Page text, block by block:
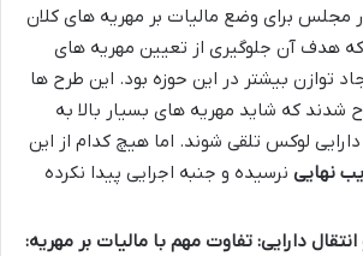
مجلس برای وضع مالیات بر مهریه های کلان
هدف آن جلوگیری از تعیین مهریه های
توازن بیشتر در این حوزه بود. این طرح ها
شدند که شاید مهریه های بسیار بالا به
لوکس تلقی شوند. اما هیچ کدام از این
نهایی نرسیده و جنبه اجرایی پیدا نکرده
دارایی: تفاوت مهم با مالیات بر مهریه: